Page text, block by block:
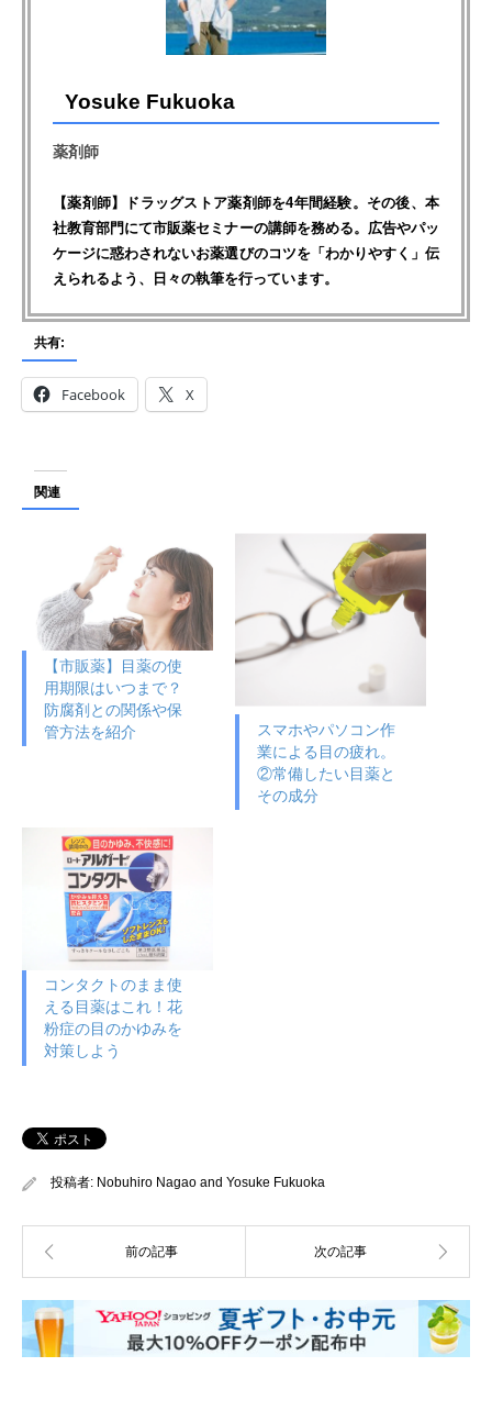
Yosuke Fukuoka
薬剤師
【薬剤師】ドラッグストア薬剤師を4年間経験。その後、本
社教育部門にて市販薬セミナーの講師を務める。広告やパッ
ケージに惑わされないお薬選びのコツを「わかりやすく」伝
えられるよう、日々の執筆を行っています。
共有:
Facebook X
関連
【市販薬】目薬の使
用期限はいつまで？
防腐剤との関係や保
管方法を紹介
スマホやパソコン作
業による目の疲れ。
②常備したい目薬と
その成分
コンタクトのまま使
える目薬はこれ！花
粉症の目のかゆみを
対策しよう
投稿者: Nobuhiro Nagao and Yosuke Fukuoka